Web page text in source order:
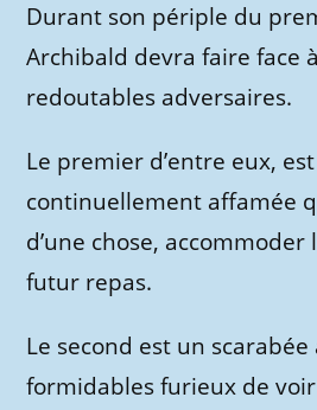
Durant son périple du
Archibald devra faire face
redoutables adversaires.
Le premier d’entre eux,
continuellement affamée
d’une chose,
futur repas.
Le second est un
formidables furieux de